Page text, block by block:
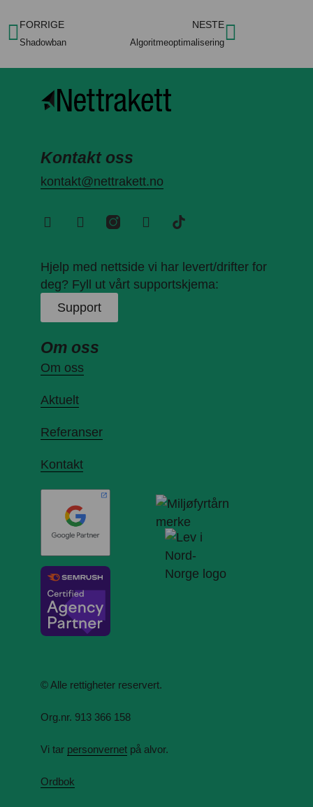
FORRIGE
Shadowban
NESTE
Algoritmeoptimalisering
Kontakt oss
kontakt@nettrakett.no
Hjelp med nettside vi har levert/drifter for
deg? Fyll ut vårt supportskjema:
Support
Om oss
Om oss
Aktuelt
Referanser
Kontakt
© Alle rettigheter reservert.
Org.nr. 913 366 158
Vi tar personvernet på alvor.
Ordbok